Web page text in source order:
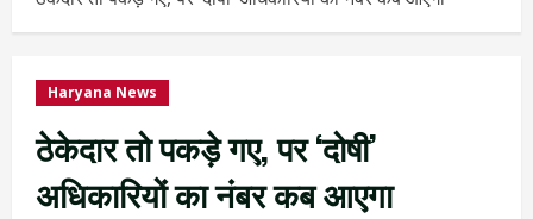
Haryana News
ठेकेदार तो पकड़े गए, पर ‘दोषी’
अधिकारियों का नंबर कब आएगा